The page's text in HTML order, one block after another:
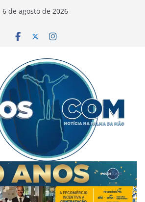
6 de agosto de 2026